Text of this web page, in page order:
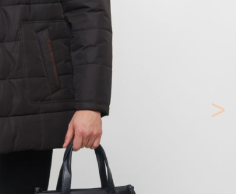
>